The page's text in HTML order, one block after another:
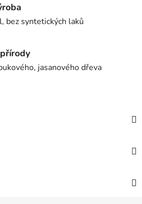
bez syntetických laků
jasanového dřeva